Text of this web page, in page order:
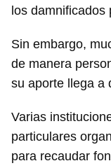
los damnificados
Sin embargo,
de manera
su aporte llega a
Varias
particulares
para recaudar